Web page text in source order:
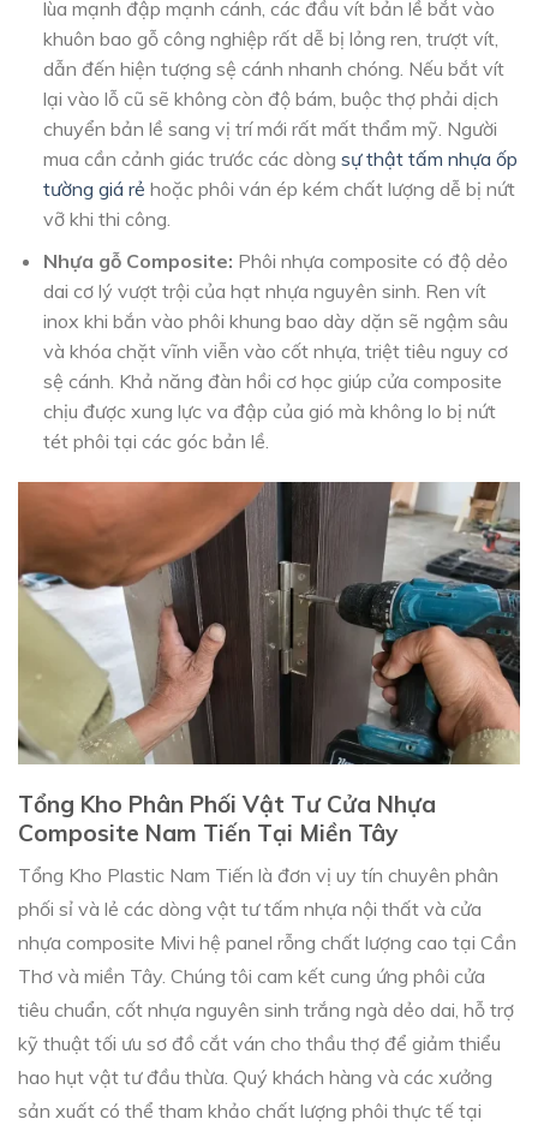
lùa mạnh đập mạnh cánh, các đầu vít bản lề bắt vào
khuôn bao gỗ công nghiệp rất dễ bị lỏng ren, trượt vít,
dẫn đến hiện tượng sệ cánh nhanh chóng. Nếu bắt vít
lại vào lỗ cũ sẽ không còn độ bám, buộc thợ phải dịch
chuyển bản lề sang vị trí mới rất mất thẩm mỹ. Người
mua cần cảnh giác trước các dòng sự thật tấm nhựa ốp
tường giá rẻ hoặc phôi ván ép kém chất lượng dễ bị nứt
vỡ khi thi công.
Nhựa gỗ Composite: Phôi nhựa composite có độ dẻo
dai cơ lý vượt trội của hạt nhựa nguyên sinh. Ren vít
inox khi bắn vào phôi khung bao dày dặn sẽ ngậm sâu
và khóa chặt vĩnh viễn vào cốt nhựa, triệt tiêu nguy cơ
sệ cánh. Khả năng đàn hồi cơ học giúp cửa composite
chịu được xung lực va đập của gió mà không lo bị nứt
tét phôi tại các góc bản lề.
Tổng Kho Phân Phối Vật Tư Cửa Nhựa
Composite Nam Tiến Tại Miền Tây
Tổng Kho Plastic Nam Tiến là đơn vị uy tín chuyên phân
phối sỉ và lẻ các dòng vật tư tấm nhựa nội thất và cửa
nhựa composite Mivi hệ panel rỗng chất lượng cao tại Cần
Thơ và miền Tây. Chúng tôi cam kết cung ứng phôi cửa
tiêu chuẩn, cốt nhựa nguyên sinh trắng ngà dẻo dai, hỗ trợ
kỹ thuật tối ưu sơ đồ cắt ván cho thầu thợ để giảm thiểu
hao hụt vật tư đầu thừa. Quý khách hàng và các xưởng
sản xuất có thể tham khảo chất lượng phôi thực tế tại